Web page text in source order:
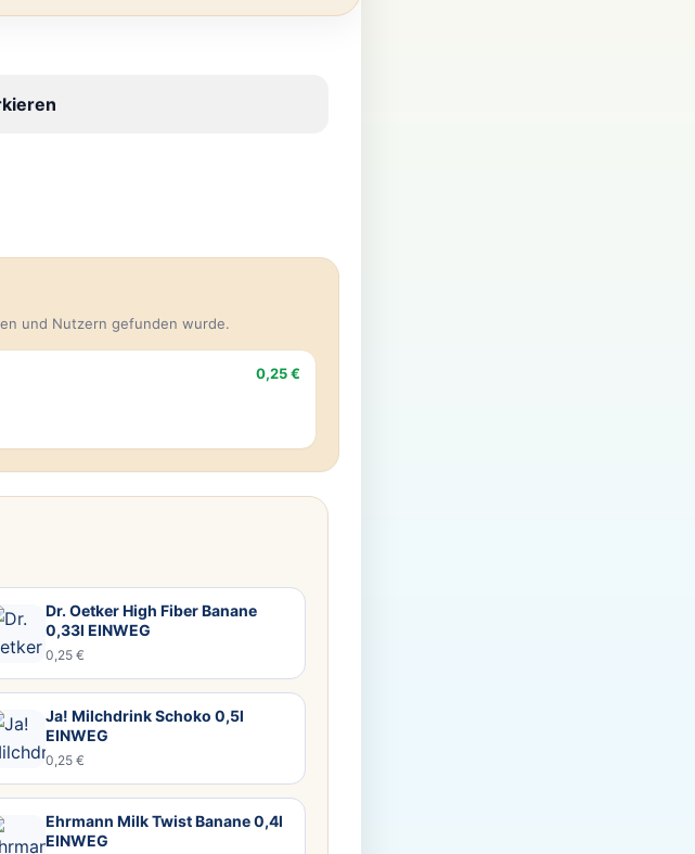
und Nutzern gefunden wurde.
0,25 €
Dr. Oetker High Fiber Banane
0,33l EINWEG
0,25 €
Ja! Milchdrink Schoko 0,5l
EINWEG
0,25 €
Ehrmann Milk Twist Banane 0,4l
EINWEG